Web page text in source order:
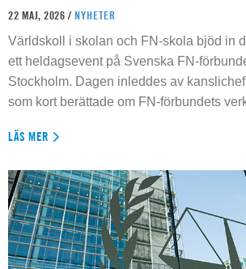
22 MAJ, 2026 / NYHETER
Världskoll i skolan och FN-skola bjöd in
ett heldagsevent på Svenska FN-
Stockholm. Dagen inleddes av
som kort berättade om FN-förbundets
LÄS MER